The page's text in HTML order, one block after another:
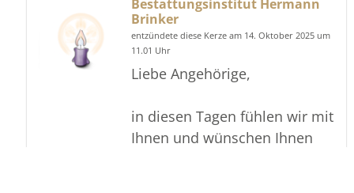
Bestattungsinstitut Hermann
Brinker
entzündete diese Kerze am 14. Oktober 2025 um
11.01 Uhr
Liebe Angehörige,
in diesen Tagen fühlen wir mit
Ihnen und wünschen Ihnen